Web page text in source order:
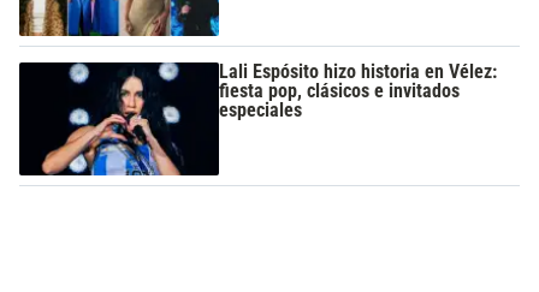
Lali Espósito hizo historia en Vélez:
fiesta pop, clásicos e invitados
especiales